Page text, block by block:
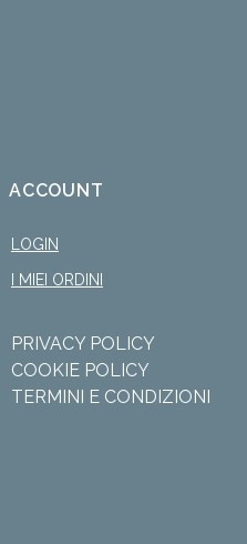
ACCOUNT
LOGIN
I MIEI ORDINI
PRIVACY POLICY
COOKIE POLICY
TERMINI E CONDIZIONI